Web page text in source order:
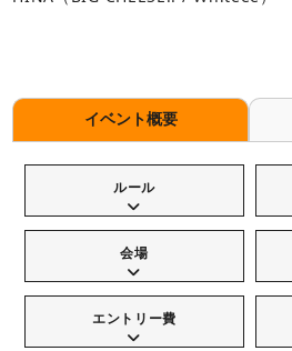
イベント概要
ルール
会場
エントリー費